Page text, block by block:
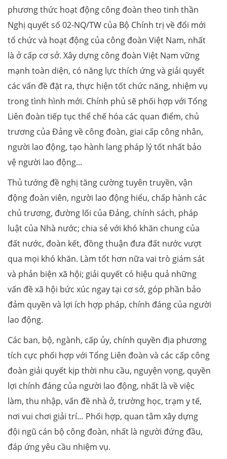
phương thức hoạt động công đoàn theo tinh thần
Nghị quyết số 02-NQ/TW của Bộ Chính trị về đổi mới
tổ chức và hoạt động của công đoàn Việt Nam, nhất
là ở cấp cơ sở. Xây dựng công đoàn Việt Nam vững
mạnh toàn diện, có năng lực thích ứng và giải quyết
các vấn đề đặt ra, thực hiện tốt chức năng, nhiệm vụ
trong tình hình mới. Chính phủ sẽ phối hợp với Tổng
Liên đoàn tiếp tục thể chế hóa các quan điểm, chủ
trương của Đảng về công đoàn, giai cấp công nhân,
người lao động, tạo hành lang pháp lý tốt nhất bảo
vệ người lao động...
Thủ tướng đề nghị tăng cường tuyên truyền, vận
động đoàn viên, người lao động hiểu, chấp hành các
chủ trương, đường lối của Đảng, chính sách, pháp
luật của Nhà nước; chia sẻ với khó khăn chung của
đất nước, đoàn kết, đồng thuận đưa đất nước vượt
qua mọi khó khăn. Làm tốt hơn nữa vai trò giám sát
và phản biện xã hội; giải quyết có hiệu quả những
vấn đề xã hội bức xúc ngay tại cơ sở, góp phần bảo
đảm quyền và lợi ích hợp pháp, chính đáng của người
lao động.
Các ban, bộ, ngành, cấp ủy, chính quyền địa phương
tích cực phối hợp với Tổng Liên đoàn và các cấp công
đoàn giải quyết kịp thời nhu cầu, nguyện vọng, quyền
lợi chính đáng của người lao động, nhất là về việc
làm, thu nhập, vấn đề nhà ở, trường học, trạm y tế,
nơi vui chơi giải trí… Phối hợp, quan tâm xây dựng
đội ngũ cán bộ công đoàn, nhất là người đứng đầu,
đáp ứng yêu cầu nhiệm vụ.